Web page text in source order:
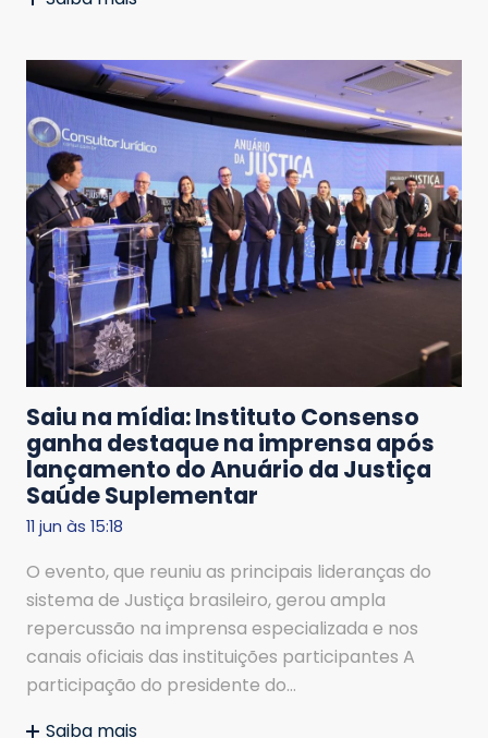
Saiu na mídia: Instituto Consenso
ganha destaque na imprensa após
lançamento do Anuário da Justiça
Saúde Suplementar
11 jun às 15:18
O evento, que reuniu as principais lideranças do
sistema de Justiça brasileiro, gerou ampla
repercussão na imprensa especializada e nos
canais oficiais das instituições participantes A
participação do presidente do…
Saiba mais